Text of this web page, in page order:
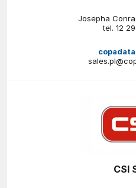
Josepha
tel. 12
CSI